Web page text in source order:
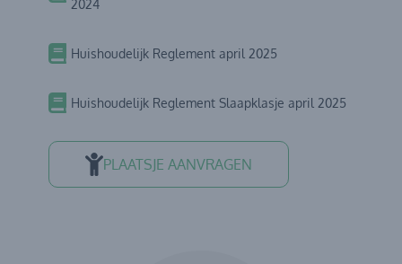
2024
Huishoudelijk Reglement april 2025
Huishoudelijk Reglement Slaapklasje april 2025
PLAATSJE AANVRAGEN